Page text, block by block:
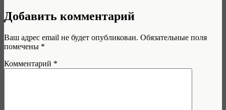
Добавить комментарий
Ваш адрес email не будет опубликован. Обязательные поля
помечены *
Комментарий *